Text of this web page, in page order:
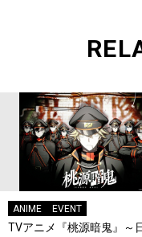
ANIME EVENT
TVアニメ『桃源暗鬼』～